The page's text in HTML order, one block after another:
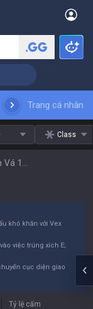
hạng trang phụcthứ
Trang cá nhân
Class
Bảng Ngọc Cho Jungle, Bản Vá 16.15
khó khăn với Vex
việc trúng xích E;
cục diện giao
Tỷ lệ cấm